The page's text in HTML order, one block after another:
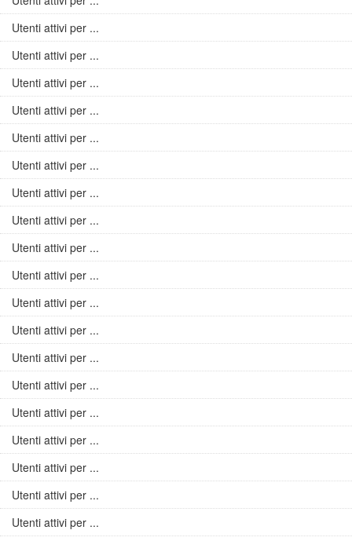
Utenti attivi per ...
Utenti attivi per ...
Utenti attivi per ...
Utenti attivi per ...
Utenti attivi per ...
Utenti attivi per ...
Utenti attivi per ...
Utenti attivi per ...
Utenti attivi per ...
Utenti attivi per ...
Utenti attivi per ...
Utenti attivi per ...
Utenti attivi per ...
Utenti attivi per ...
Utenti attivi per ...
Utenti attivi per ...
Utenti attivi per ...
Utenti attivi per ...
Utenti attivi per ...